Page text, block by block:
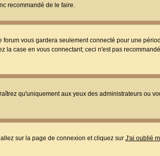
recommandé de le faire.
forum vous gardera seulement connecté pour une
la case en vous connectant; ceci n'est pas
qu'uniquement aux yeux des administrateurs ou
sur la page de connexion et cliquez sur J'ai oublié